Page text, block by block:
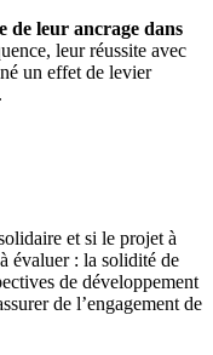
de leur ancrage dans
leur réussite avec
un effet de levier
et si le projet à
évaluer : la solidité de
de développement
de l’engagement de